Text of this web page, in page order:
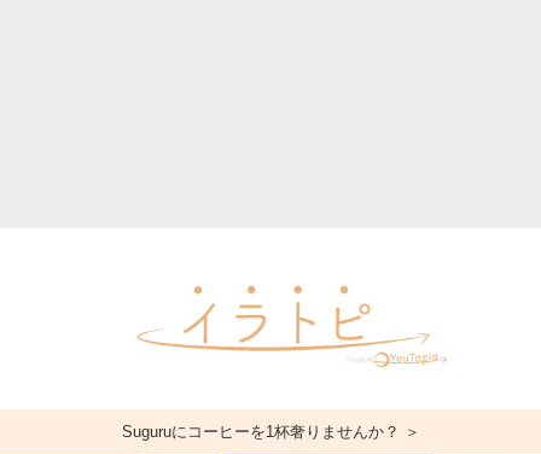
Suguruにコーヒーを1杯奢りませんか？ ＞